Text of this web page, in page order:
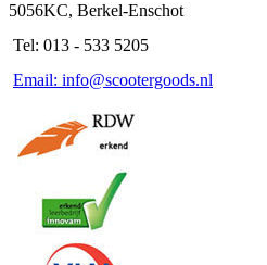
5056KC, Berkel-Enschot
Tel: 013 - 533 5205
Email: info@scootergoods.nl